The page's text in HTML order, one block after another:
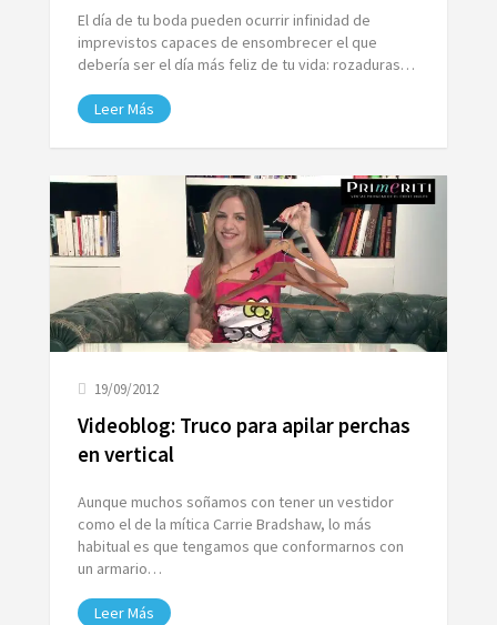
El día de tu boda pueden ocurrir infinidad de
imprevistos capaces de ensombrecer el que
debería ser el día más feliz de tu vida: rozaduras…
Leer Más
19/09/2012
Videoblog: Truco para apilar perchas
en vertical
Aunque muchos soñamos con tener un vestidor
como el de la mítica Carrie Bradshaw, lo más
habitual es que tengamos que conformarnos con
un armario…
Leer Más